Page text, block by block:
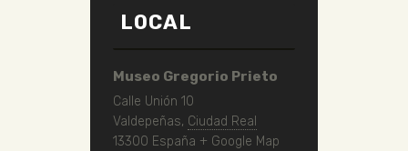
LOCAL
Museo Gregorio Prieto
Calle Unión 10
Valdepeñas, Ciudad Real
13300 España + Google Map